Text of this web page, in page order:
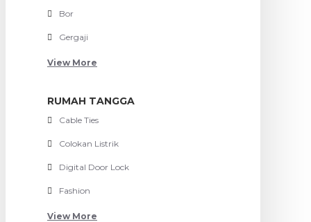
Bor
Gergaji
View More
RUMAH TANGGA
Cable Ties
Colokan Listrik
Digital Door Lock
Fashion
View More